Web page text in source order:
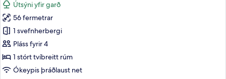
fyrir
Impressive
Forest
Corner
Suite
King
Útsýni yfir garð
56 fermetrar
1 svefnherbergi
Pláss fyrir 4
1 stórt tvíbreitt rúm
Ókeypis þráðlaust net